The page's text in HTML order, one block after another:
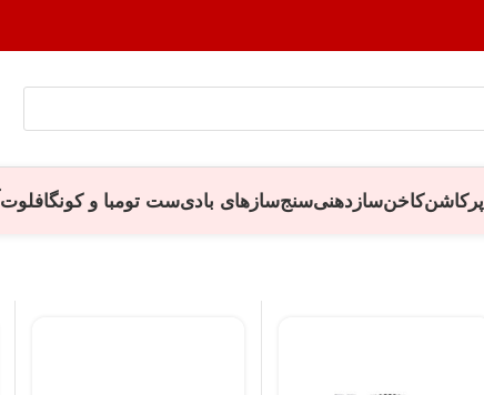
پرکاشنکاخنسازدهنیسنجسازهای بادیست تومبا و کونگافلوت